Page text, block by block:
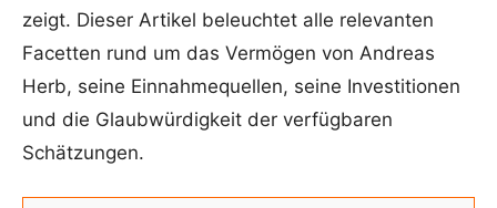
zeigt. Dieser Artikel beleuchtet alle relevanten
Facetten rund um das Vermögen von Andreas
Herb, seine Einnahmequellen, seine Investitionen
und die Glaubwürdigkeit der verfügbaren
Schätzungen.